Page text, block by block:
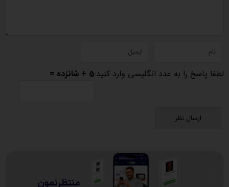
لطفا پاسخ را به عدد انگلیسی وارد کنید:5 + شانزده =